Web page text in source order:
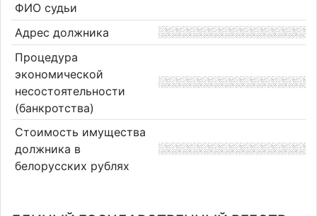
ФИО судьи
Адрес должника
Процедура
экономической
несостоятельности
(банкротства)
Стоимость имущества
должника в
белорусских рублях